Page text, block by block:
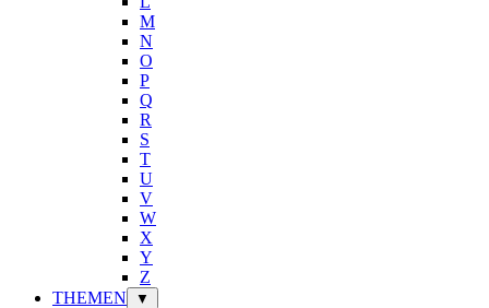
M
N
O
P
Q
R
S
T
U
V
W
X
Y
Z
THEMEN
▼